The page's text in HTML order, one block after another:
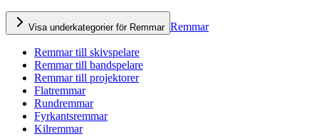
Visa underkategorier för Remmar Remmar
Remmar till skivspelare
Remmar till bandspelare
Remmar till projektorer
Flatremmar
Rundremmar
Fyrkantsremmar
Kilremmar